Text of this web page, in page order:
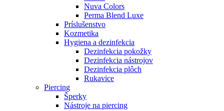
Nuva Colors
Perma Blend Luxe
Príslušenstvo
Kozmetika
Hygiena a dezinfekcia
Dezinfekcia pokožky
Dezinfekcia nástrojov
Dezinfekcia plôch
Rukavice
Piercing
Šperky
Nástroje na piercing